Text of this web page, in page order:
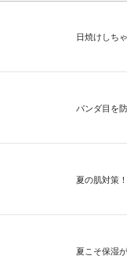
日焼けしち
パンダ目を
夏の肌対策
夏こそ保湿